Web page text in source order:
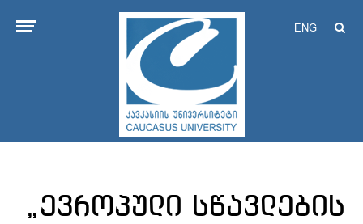
ENG
„ევროპული სწავლების